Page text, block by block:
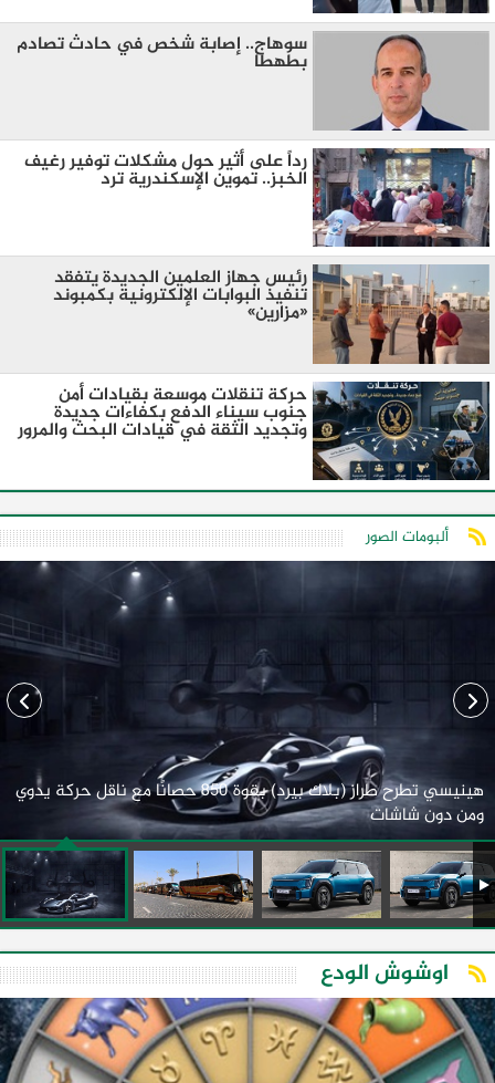
سوهاج.. إصابة شخص في حادث تصادم
بطهطا
رداً على أثير حول مشكلات توفير رغيف
الخبز.. تموين الإسكندرية ترد
رئيس جهاز العلمين الجديدة يتفقد
تنفيذ البوابات الإلكترونية بكمبوند
«مزارين»
حركة تنقلات موسعة بقيادات أمن
جنوب سيناء الدفع بكفاءات جديدة
وتجديد الثقة في قيادات البحث والمرور
ألبومات الصور
هينيسي تطرح طراز (بلاك بيرد) بقوة 850 حصانًا مع ناقل حركة يدوي
ومن دون شاشات
اوشوش الودع